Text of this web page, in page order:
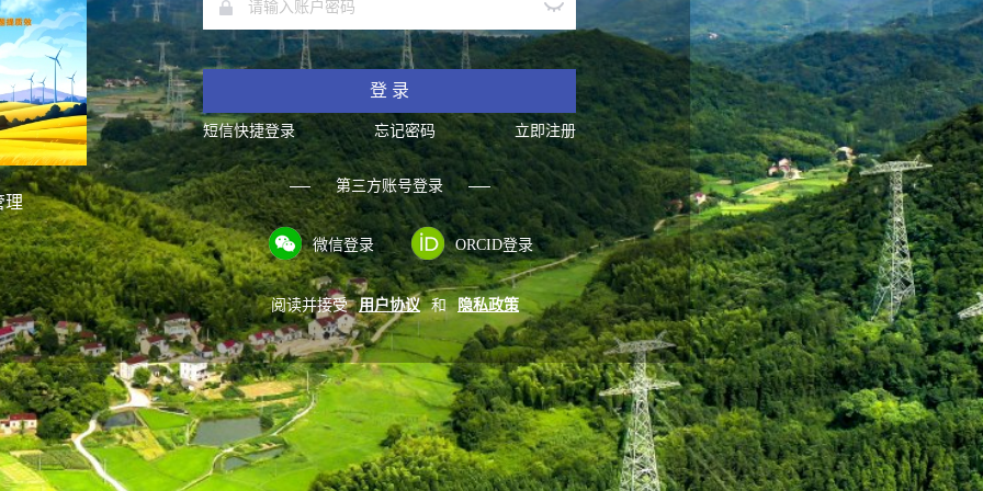
理
登 录
短信快捷登录 忘记密码 立即注册
第三方账号登录
微信登录 ORCID登录
阅读并接受 用户协议 和 隐私政策